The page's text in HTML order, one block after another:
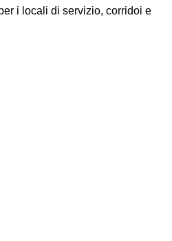
i locali di servizio, corridoi e